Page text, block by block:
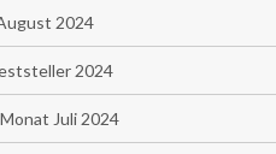
2024
2024
Juli 2024